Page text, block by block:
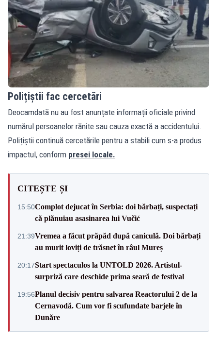
Polițiștii fac cercetări
Deocamdată nu au fost anunțate informații oficiale privind
numărul persoanelor rănite sau cauza exactă a accidentului.
Polițiștii continuă cercetările pentru a stabili cum s-a produs
impactul, conform presei locale.
CITEȘTE ȘI
15:50Complot dejucat în Serbia: doi bărbați, suspectați
că plănuiau asasinarea lui Vučić
21:39Vremea a făcut prăpăd după caniculă. Doi bărbați
au murit loviți de trăsnet în râul Mureș
20:17Start spectaculos la UNTOLD 2026. Artistul-
surpriză care deschide prima seară de festival
19:56Planul decisiv pentru salvarea Reactorului 2 de la
Cernavodă. Cum vor fi scufundate barjele în
Dunăre